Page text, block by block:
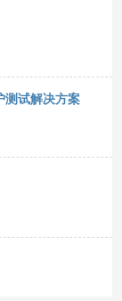
测试解决方案